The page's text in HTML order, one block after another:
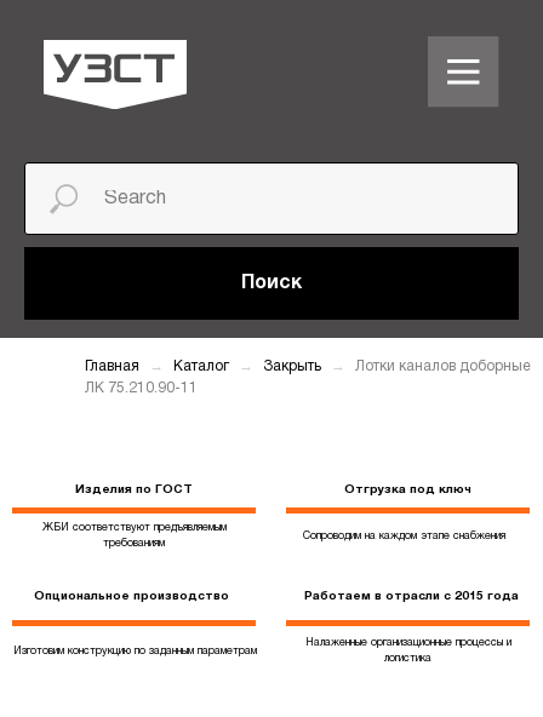
Поиск
Главная Каталог Закрыть
Лотки каналов доборные
ЛК 75.210.90-11
Изделия по ГОСТ
ЖБИ соответствуют предъявляемым
требованиям
Изготовим конструкцию по заданным параметрам
Опциональное производство
Отгрузка под ключ
Сопроводим на каждом этапе снабжения
Налаженные организационные процессы и
логистика
Работаем в отрасли с 2015 года